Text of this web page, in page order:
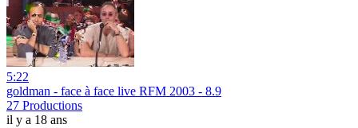
5:22
goldman - face à face live RFM 2003 - 8.9
27 Productions
il y a 18 ans